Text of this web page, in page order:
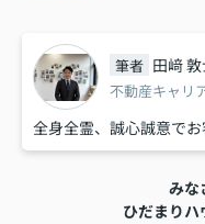
筆者 田﨑
不動産キャリ
全身全霊、誠心誠意で
みな
ひだまり